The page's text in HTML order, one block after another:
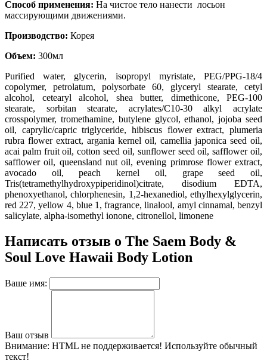
Способ применения: На чистое тело нанести лосьон
массирующими движениями.
Производство: Корея
Объем: 300мл
Purified water, glycerin, isopropyl myristate, PEG/PPG-18/4
copolymer, petrolatum, polysorbate 60, glyceryl stearate, cetyl
alcohol, cetearyl alcohol, shea butter, dimethicone, PEG-100
stearate, sorbitan stearate, acrylates/C10-30 alkyl acrylate
crosspolymer, tromethamine, butylene glycol, ethanol, jojoba seed
oil, caprylic/capric triglyceride, hibiscus flower extract, plumeria
rubra flower extract, argania kernel oil, camellia japonica seed oil,
acai palm fruit oil, cotton seed oil, sunflower seed oil, safflower oil,
safflower oil, queensland nut oil, evening primrose flower extract,
avocado oil, peach kernel oil, grape seed oil,
Tris(tetramethylhydroxypiperidinol)citrate, disodium EDTA,
phenoxyethanol, chlorphenesin, 1 ,2-hexanediol, ethylhexylglycerin,
red 227, yellow 4, blue 1 , fragrance, linalool, amyl cinnamal, benzyl
salicylate, alpha-isomethyl ionone, citronellol, limonene
Написать отзыв о The Saem Body &
Soul Love Hawaii Body Lotion
Ваше имя:
Ваш отзыв
Внимание: HTML не поддерживается! Используйте обычный
текст!